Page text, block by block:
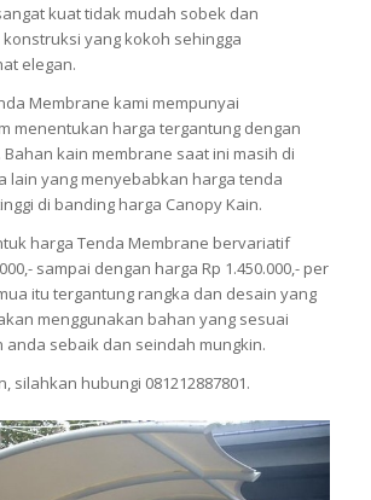
kuat tidak mudah sobek dan
yang kokoh sehingga
elegan.
Membrane kami mempunyai
menentukan harga tergantung dengan
kain membrane saat ini masih di
lain yang menyebabkan harga tenda
di banding harga Canopy Kain.
harga Tenda Membrane bervariatif
sampai dengan harga Rp 1.450.000,- per
itu tergantung rangka dan desain yang
menggunakan bahan yang sesuai
anda sebaik dan seindah mungkin.
silahkan hubungi 081212887801.